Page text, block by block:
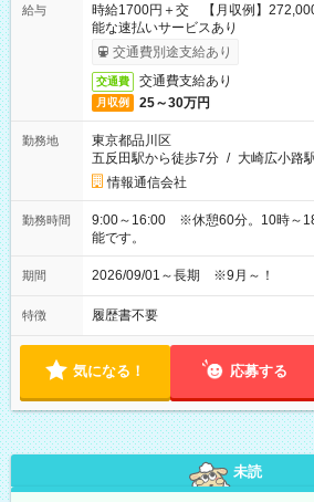
給与
時給1700円＋交 【月収例】
能な速払いサービスあり
交通費別途支給あり
交通費 交通費支給あり
月収例 25～30万円
勤務地
東京都品川区
五反田駅から徒歩7分 / 大崎広小路
情報通信会社
勤務時間
9:00～16:00 ※休憩60分。10時～
能です。
期間 2026/09/01～長期 ※9月～！
特徴 履歴書不要
気になる！ 応募する
未読